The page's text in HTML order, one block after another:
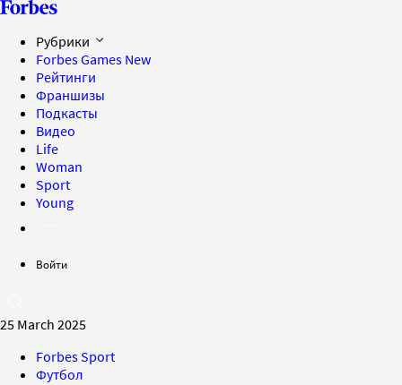
Рубрики
Forbes Games New
Рейтинги
Франшизы
Подкасты
Видео
Life
Woman
Sport
Young
Войти
25 March 2025
Forbes Sport
Футбол